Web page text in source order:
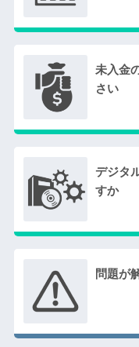
未入金
さい
デジタ
すか
問題が